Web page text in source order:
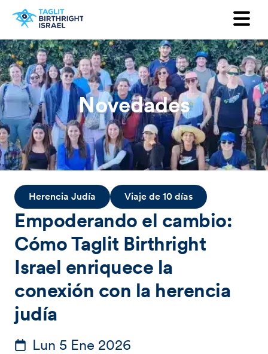
Novedades
Herencia Judía Viaje de 10 días
Empoderando el cambio:
Cómo Taglit Birthright
Israel enriquece la
conexión con la herencia
judía
Lun 5 Ene 2026
¿Quieres ser parte de nuestra lista de
Nombre
Apellido
Email
Pais